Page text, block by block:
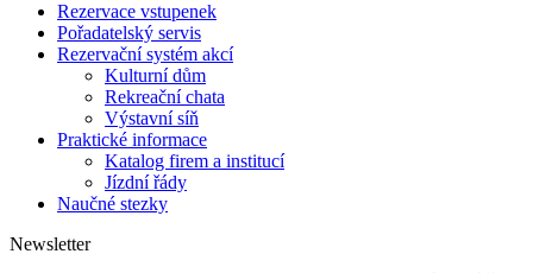
Rezervace vstupenek
Pořadatelský servis
Rezervační systém akcí
Kulturní dům
Rekreační chata
Výstavní síň
Praktické informace
Katalog firem a institucí
Jízdní řády
Naučné stezky
Newsletter